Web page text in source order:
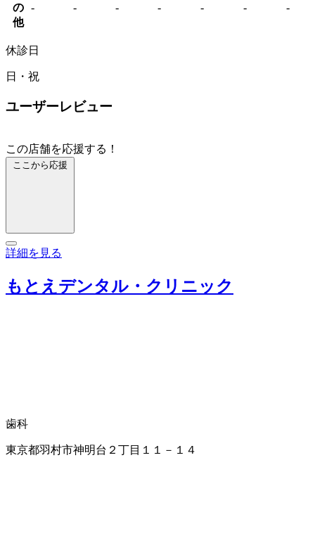
の
他
- - - - - - -
休診日
日・祝
ユーザーレビュー
この店舗を応援する！
ここから応援
詳細を見る
もとえデンタル・クリニック
歯科
東京都羽村市神明台２丁目１１－１４